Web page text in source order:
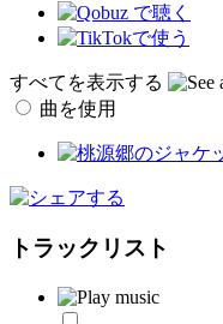
すべてを表示する
曲を使用
トラックリスト